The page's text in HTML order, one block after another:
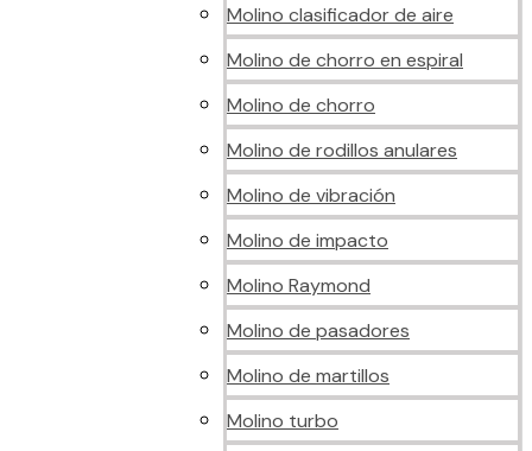
Molino clasificador de aire
Molino de chorro en espiral
Molino de chorro
Molino de rodillos anulares
Molino de vibración
Molino de impacto
Molino Raymond
Molino de pasadores
Molino de martillos
Molino turbo